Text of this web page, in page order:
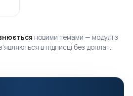
новими темами — модулі з
в підписці без доплат.